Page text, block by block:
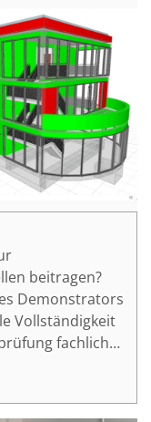
beitragen?
Demonstrators
Vollständigkeit
fachlicher